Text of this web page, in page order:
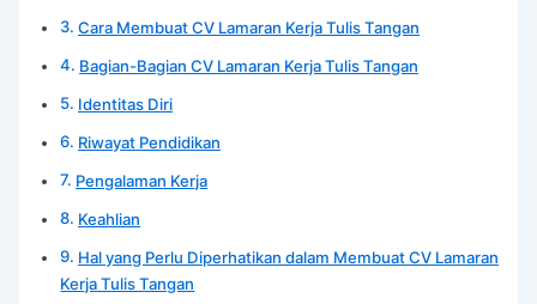
Cara Membuat CV Lamaran Kerja Tulis Tangan
Bagian-Bagian CV Lamaran Kerja Tulis Tangan
Identitas Diri
Riwayat Pendidikan
Pengalaman Kerja
Keahlian
Hal yang Perlu Diperhatikan dalam Membuat CV Lamaran
Kerja Tulis Tangan